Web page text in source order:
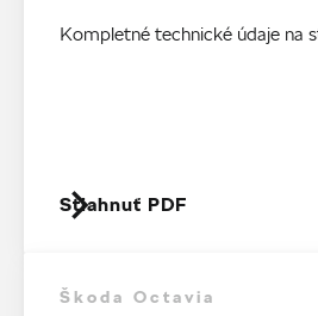
Kompletné technické údaje na
Stiahnuť PDF
Škoda Octavia